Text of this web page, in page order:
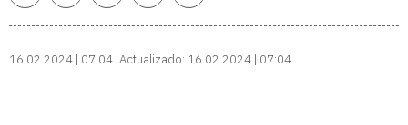
16.02.2024 | 07:04 Actualizado: 16.02.2024 | 07:04